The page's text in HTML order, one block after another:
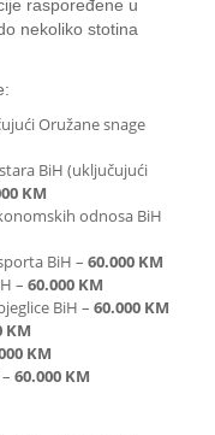
raspoređene u
nekoliko stotina
Oružane snage
BiH (uključujući
KM
odnosa BiH
BiH – 60.000 KM
– 60.000 KM
BiH – 60.000 KM
KM
KM
60.000 KM